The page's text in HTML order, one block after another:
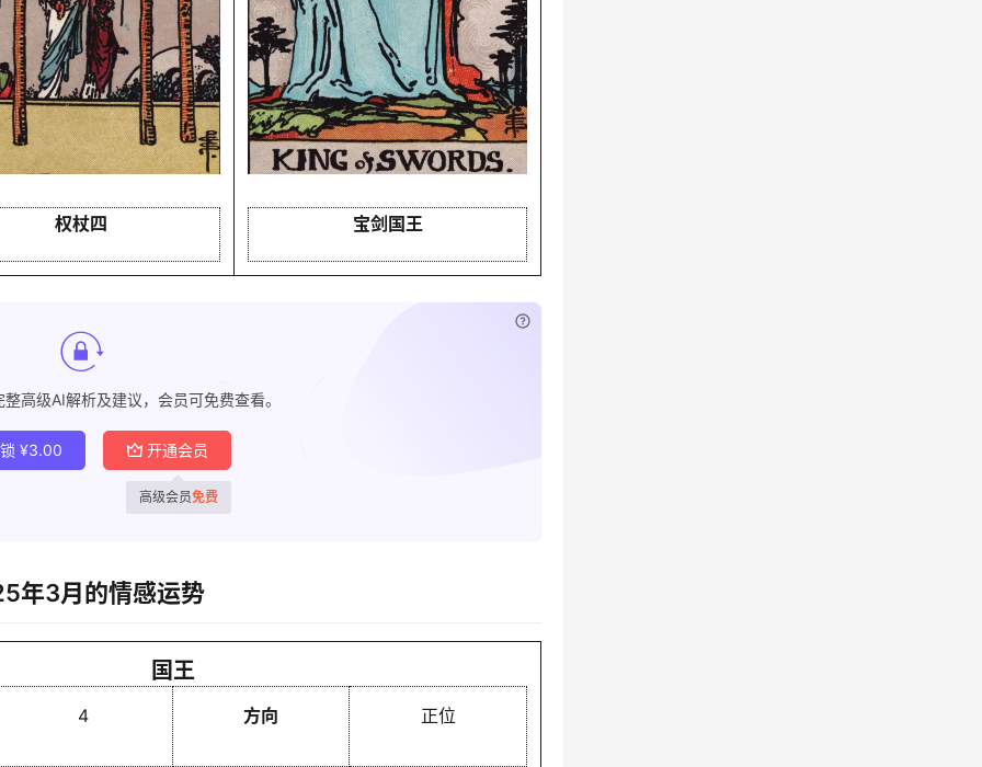
权杖四 宝剑国王
高级AI解析及建议，会员可免费查看。
¥3.00 开通会员
高级会员免费
年3月的情感运势
国王
4 方向 正位